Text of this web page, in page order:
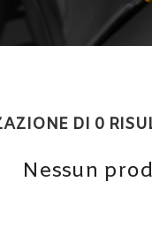
DI 0
Nessun